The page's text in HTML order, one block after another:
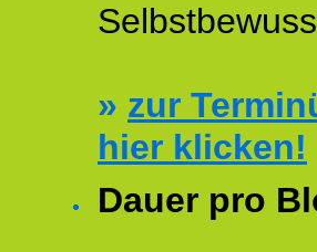
» zur
hier klicken!
Dauer pro